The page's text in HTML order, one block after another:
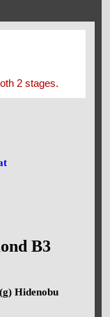
2 stages.
B3
Hidenobu